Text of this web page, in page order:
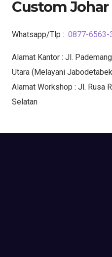
Custom
Whatsapp/Tlp : 0877-6563-
Alamat Kantor : Jl.
Utara (Melayani
Alamat Workshop : Jl. Rusa
Selatan